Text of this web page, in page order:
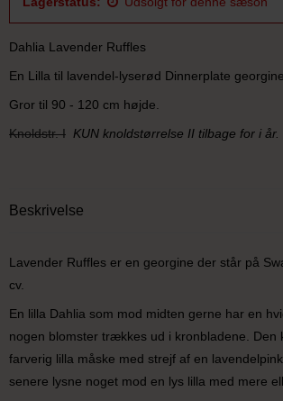
Dahlia Lavender Ruffles
En Lilla til lavendel-lyserød Dinnerplate
Gror til 90 - 120 cm højde.
Knoldstr. I KUN knoldstørrelse II tilbage for i år.
Beskrivelse
Lavender Ruffles er en georgine der står på
cv.
En lilla Dahlia som mod midten gerne har en
nogen blomster trækkes ud i kronbladene.
farverig lilla måske med strejf af en
senere lysne noget mod en lys lilla med mere